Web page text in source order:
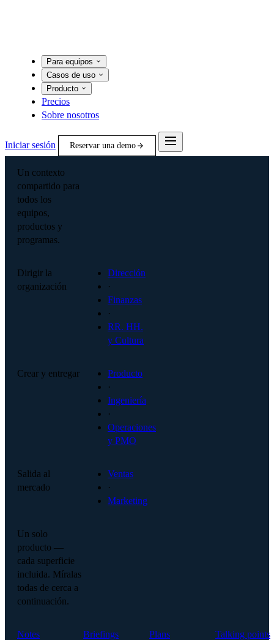
Para equipos
Casos de uso
Producto
Precios
Sobre nosotros
Iniciar sesión Reservar una demo
Un contexto
compartido para
todos los
equipos,
productos y
programas.
Dirigir la
organización
Dirección
·
Finanzas
·
RR. HH.
y Cultura
Crear y entregar
Producto
·
Ingeniería
·
Operaciones
y PMO
Salida al
mercado
Ventas
·
Marketing
Un solo
producto —
cada superficie
incluida. Míralas
todas de cerca a
continuación.
Notes Briefings Plans Talking points